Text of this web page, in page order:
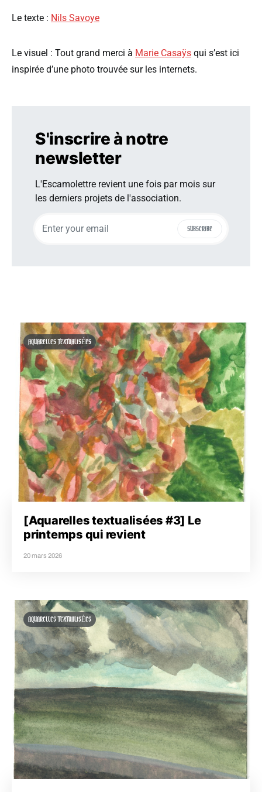
Le texte : Nils Savoye
Le visuel : Tout grand merci à Marie Casaÿs qui s’est ici
inspirée d’une photo trouvée sur les internets.
S'inscrire à notre
newsletter
L'Escamolettre revient une fois par mois sur
les derniers projets de l'association.
SUBSCRIBE
AQUARELLES TEXTUALISÉES
[Aquarelles textualisées #3] Le
printemps qui revient
20 mars 2026
AQUARELLES TEXTUALISÉES